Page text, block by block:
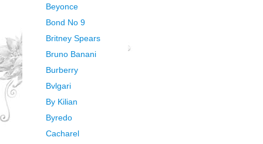
Beyonce
Bond No 9
Britney Spears
Bruno Banani
Burberry
Bvlgari
By Kilian
Byredo
Cacharel